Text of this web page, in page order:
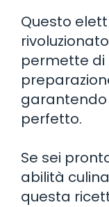
Questo
permette di
perfetto.
Se sei
abilità
questa